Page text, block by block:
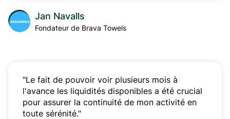
Jan Navalls
Fondateur de Brava Towels
"Le fait de pouvoir voir plusieurs mois à
l'avance les liquidités disponibles a été crucial
pour assurer la continuité de mon activité en
toute sérénité."